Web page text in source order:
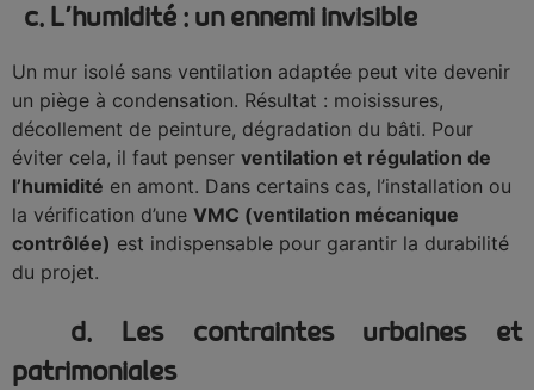
c. L’humidité : un ennemi invisible
Un mur isolé sans ventilation adaptée peut vite devenir
un piège à condensation. Résultat : moisissures,
décollement de peinture, dégradation du bâti. Pour
éviter cela, il faut penser ventilation et régulation de
l’humidité en amont. Dans certains cas, l’installation ou
la vérification d’une VMC (ventilation mécanique
contrôlée) est indispensable pour garantir la durabilité
du projet.
d. Les contraintes urbaines et
patrimoniales